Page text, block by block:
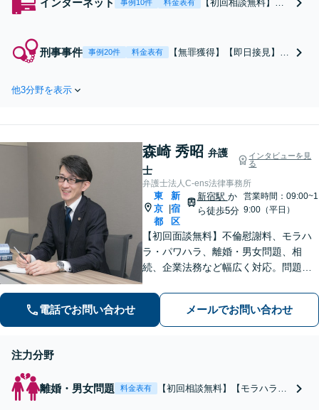
インターネット 事例10件 料金表有
【初回相談無料】
ミはご相談くださ
チームあり」【個
人・法人問わず対応
談可】
刑事事件 事例20件 料金表有
【無罪獲得】【即日接見】
不起訴を勝ち取る。休日・夜
他3分野を表示
森崎 秀昭 弁護
士
インタビューを見
る
弁護士法人C-ens法律事務所
東
京
都
新
宿
区
新宿駅 か
ら徒歩5分
営業時間：09:00~1
9:00（平日）
【初回面談無料】不倫慰謝料、モラハ
ラ・パワハラ、離婚・男女問題、相
続、企業法務など幅広く対応。問題の
者さまの幸福・成長に繋がるようなア
ドバイスを心がけています。お気軽に
相談ください【完全個室対応】【新宿
電話でお問い合わせ メールでお問い合わせ
注力分野
離婚・男女問題 料金表有
【初回相談無料】【モラハラ・